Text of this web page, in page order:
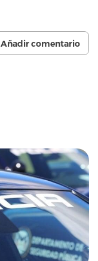
Añadir comentario